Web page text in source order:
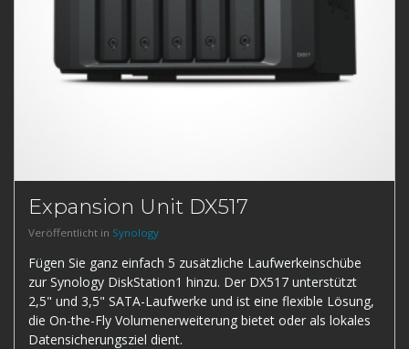
Expansion Unit DX517
Veröffentlicht in Synology
Fügen Sie ganz einfach 5 zusätzliche Laufwerkeinschübe
zur Synology DiskStation1 hinzu. Der DX517 unterstützt
2,5" und 3,5" SATA-Laufwerke und ist eine flexible Lösung,
die On-the-Fly Volumenerweiterung bietet oder als lokales
Datensicherungsziel dient.